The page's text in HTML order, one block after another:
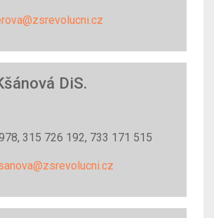
DiS.
315 726 192, 733 171 515